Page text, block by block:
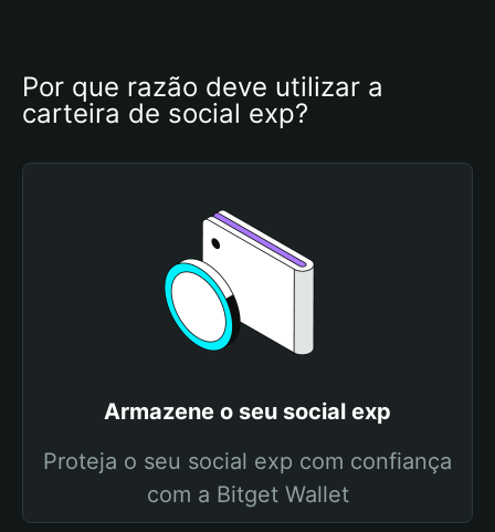
Por que razão deve utilizar a
carteira de social exp?
Armazene o seu social exp
Proteja o seu social exp com confiança
com a Bitget Wallet